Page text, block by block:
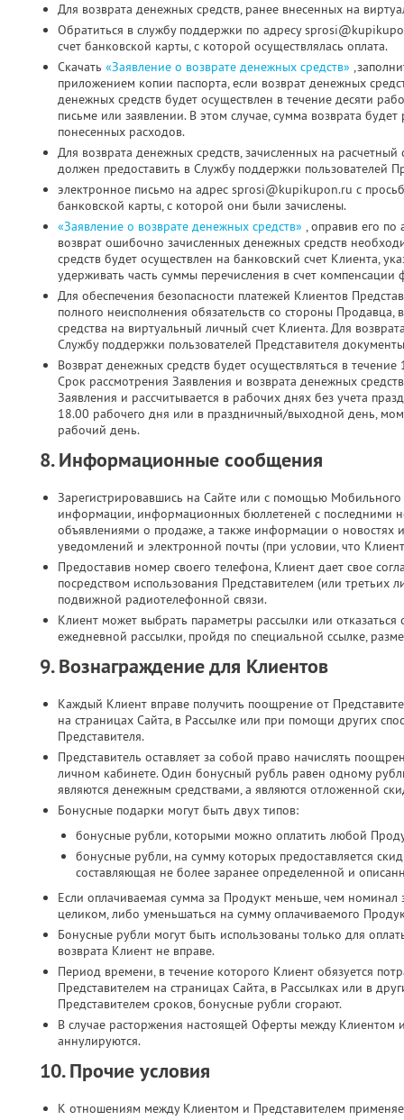
Для возврата денежных средств, ранее внесенных на
Обратиться в службу поддержки по адресу
счет банковской карты, с которой осуществлялась оплата.
Скачать «Заявление о возврате денежных средств»
приложением копии паспорта, если возврат денежных
денежных средств будет осуществлен в течение десяти
письме или заявлении. В этом случае, сумма возврата
понесенных расходов.
Для возврата денежных средств, зачисленных на
должен предоставить в Службу поддержки пользователей
электронное письмо на адрес sprosi@kupikupon.ru с
банковской карты, с которой они были зачислены.
«Заявление о возврате денежных средств» , оправив его
возврат ошибочно зачисленных денежных средств
средств будет осуществлен на банковский счет Клиента,
удерживать часть суммы перечисления в счет компенсации
Для обеспечения безопасности платежей Клиентов
полного неисполнения обязательств со стороны
средства на виртуальный личный счет Клиента. Для
Службу поддержки пользователей Представителя
Возврат денежных средств будет осуществляться в
Срок рассмотрения Заявления и возврата денежных
Заявления и рассчитывается в рабочих днях без учета
18.00 рабочего дня или в праздничный/выходной день,
рабочий день.
8. Информационные сообщения
Зарегистрировавшись на Сайте или с помощью
информации, информационных бюллетеней с последними
объявлениями о продаже, а также информации о новостях
уведомлений и электронной почты (при условии, что
Предоставив номер своего телефона, Клиент дает свое
посредством использования Представителем (или
подвижной радиотелефонной связи.​
Клиент может выбрать параметры рассылки или
ежедневной рассылки, пройдя по специальной ссылке,
9. Вознаграждение для Клиентов
Каждый Клиент вправе получить поощрение от
на страницах Сайта, в Рассылке или при помощи других
Представителя.
Представитель оставляет за собой право начислять
личном кабинете. Один бонусный рубль равен одному
являются денежным средствами, а являются отложенной
Бонусные подарки могут быть двух типов:
бонусные рубли, которыми можно оплатить любой
бонусные рубли, на сумму которых предоставляется
составляющая не более заранее определенной и
Если оплачиваемая сумма за Продукт меньше, чем
целиком, либо уменьшаться на сумму оплачиваемого
Бонусные рубли могут быть использованы только для
возврата Клиент не вправе.
Период времени, в течение которого Клиент обязуется
Представителем на страницах Сайта, в Рассылках или в
Представителем сроков, бонусные рубли сгорают.
В случае расторжения настоящей Оферты между Клиентом
аннулируются.
10. Прочие условия
К отношениям между Клиентом и Представителем